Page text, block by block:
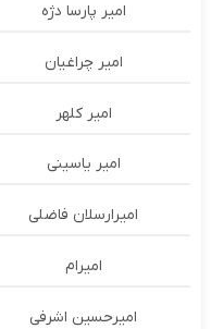
امیر پارسا دژه
امیر چراغیان
امیر کلهر
امیر یاسینی
امیرارسلان فاضلی
امیرام
امیرحسین اشرفی